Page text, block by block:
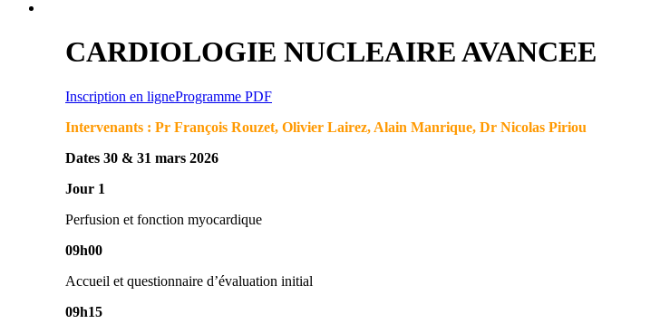
CARDIOLOGIE NUCLEAIRE AVANCEE
Inscription en ligneProgramme PDF
Intervenants : Pr François Rouzet, Olivier Lairez, Alain Manrique, Dr Nicolas Piriou
Dates 30 & 31 mars 2026
Jour 1
Perfusion et fonction myocardique
09h00
Accueil et questionnaire d’évaluation initial
09h15